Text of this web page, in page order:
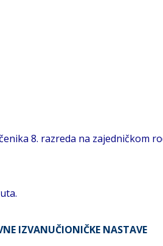
8. razreda na zajedničkom
IZVANUČIONIČKE NASTAVE